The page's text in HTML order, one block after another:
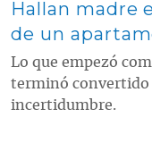
Hallan madre
de un
Lo que empezó
terminó convertido
incertidumbre.